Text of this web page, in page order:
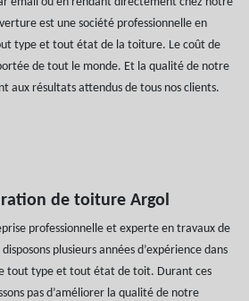
est une société professionnelle en
type et tout état de la toiture. Le coût de
de tout le monde. Et la qualité de notre
aux résultats attendus de tous nos clients.
de toiture Argol
professionnelle et experte en travaux de
plusieurs années d’expérience dans
tout type et tout état de toit. Durant ces
pas d’améliorer la qualité de notre